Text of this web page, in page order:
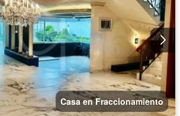
Casa en Fraccionamiento